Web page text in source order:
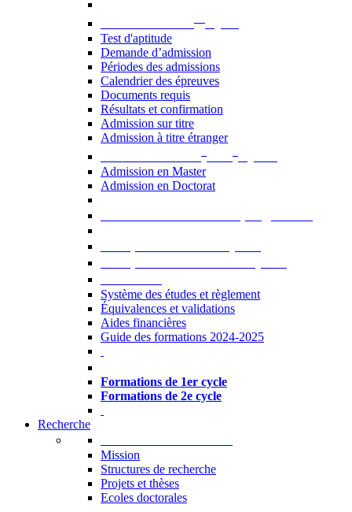
Test d'aptitude
Demande d’admission
Périodes des admissions
Calendrier des épreuves
Documents requis
Résultats et confirmation
Admission sur titre
Admission à titre étranger
Admission en Master
Admission en Doctorat
Système des études et règlement
Équivalences et validations
Aides financières
Guide des formations 2024-2025
Formations de 1er cycle
Formations de 2e cycle
Recherche
Mission
Structures de recherche
Projets et thèses
Ecoles doctorales